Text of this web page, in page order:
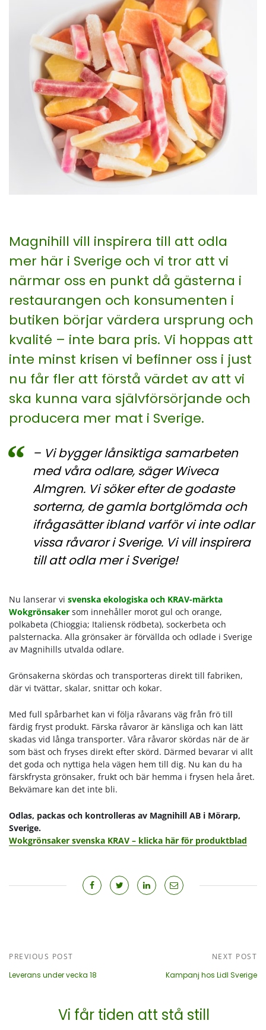
Magnihill vill inspirera till att odla
mer här i Sverige och vi tror att vi
närmar oss en punkt då gästerna i
restaurangen och konsumenten i
butiken börjar värdera ursprung och
kvalité – inte bara pris. Vi hoppas att
inte minst krisen vi befinner oss i just
nu får fler att förstå värdet av att vi
ska kunna vara självförsörjande och
producera mer mat i Sverige.
– Vi bygger lånsiktiga samarbeten
med våra odlare, säger Wiveca
Almgren. Vi söker efter de godaste
sorterna, de gamla bortglömda och
ifrågasätter ibland varför vi inte odlar
vissa råvaror i Sverige. Vi vill inspirera
till att odla mer i Sverige!
Nu lanserar vi svenska ekologiska och KRAV-märkta
Wokgrönsaker som innehåller morot gul och orange,
polkabeta (Chioggia; Italiensk rödbeta), sockerbeta och
palsternacka. Alla grönsaker är förvällda och odlade i Sverige
av Magnihills utvalda odlare.
Grönsakerna skördas och transporteras direkt till fabriken,
där vi tvättar, skalar, snittar och kokar.
Med full spårbarhet kan vi följa råvarans väg från frö till
färdig fryst produkt. Färska råvaror är känsliga och kan lätt
skadas vid långa transporter. Våra råvaror skördas när de är
som bäst och fryses direkt efter skörd. Därmed bevarar vi allt
det goda och nyttiga hela vägen hem till dig. Nu kan du ha
färskfrysta grönsaker, frukt och bär hemma i frysen hela året.
Bekvämare kan det inte bli.
Odlas, packas och kontrolleras av Magnihill AB i Mörarp,
Sverige.
Wokgrönsaker svenska KRAV – klicka här för produktblad
PREVIOUS POST
Leverans under vecka 18
NEXT POST
Kampanj hos Lidl Sverige
Vi får tiden att stå still